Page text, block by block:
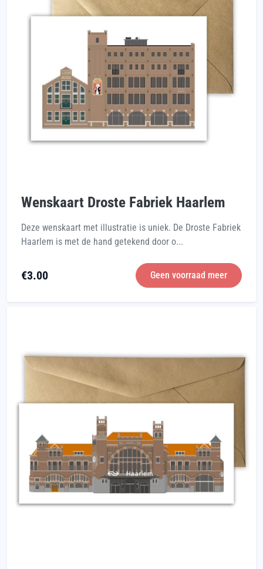
Wenskaart Droste Fabriek Haarlem
Deze wenskaart met illustratie is uniek. De Droste Fabriek
Haarlem is met de hand getekend door o...
€3.00 Geen voorraad meer